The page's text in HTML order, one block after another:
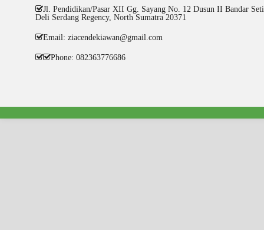
Jl. Pendidikan/Pasar XII Gg. Sayang No. 12 Dusun II Bandar
Deli Serdang Regency, North Sumatra 20371
Email: ziacendekiawan@gmail.com
Phone: 082363776686